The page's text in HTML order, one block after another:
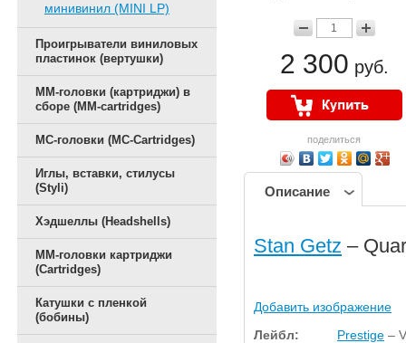
минивинил (MINI LP)
Проигрыватели виниловых
пластинок (вертушки)
ММ-головки (картриджи) в
сборе (MM-cartridges)
MC-головки (MC-Cartridges)
Иглы, вставки, стилусы
(Styli)
Хэдшеллы (Headshells)
ММ-головки картриджи
(Cartridges)
Катушки с пленкой
(бобины)
2 300 руб.
поделиться
Описание
Stan Getz –
Добавить изображение
Лейбл:
Prestige –